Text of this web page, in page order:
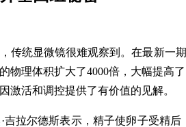
传统显微镜很难观察到。在最新一
物理体积扩大了4000倍，大幅提
激活和调控提供了有价值的见解。
拉尔德斯表示，精子使卵子受精